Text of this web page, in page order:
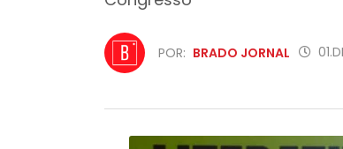
POR: BRADO JORNAL